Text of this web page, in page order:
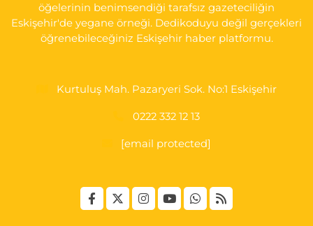
öğelerinin benimsendiği tarafsız gazeteciliğin
Eskişehir'de yegane örneği. Dedikoduyu değil gerçekleri
öğrenebileceğiniz Eskişehir haber platformu.
Kurtuluş Mah. Pazaryeri Sok. No:1 Eskişehir
0222 332 12 13
[email protected]